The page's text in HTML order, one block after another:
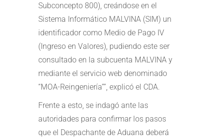
Subconcepto 800), creándose en el
Sistema Informático MALVINA (SIM) un
identificador como Medio de Pago IV
(Ingreso en Valores), pudiendo este ser
consultado en la subcuenta MALVINA y
mediante el servicio web denominado
“MOA-Reingeniería””, explicó el CDA.
Frente a esto, se indagó ante las
autoridades para confirmar los pasos
que el Despachante de Aduana deberá